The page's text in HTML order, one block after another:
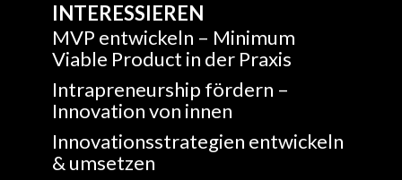
INTERESSIEREN
MVP entwickeln – Minimum
Viable Product in der Praxis
Intrapreneurship fördern –
Innovation von innen
Innovationsstrategien entwickeln
& umsetzen